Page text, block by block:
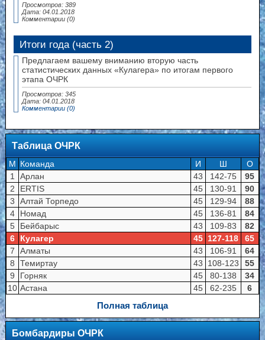
Просмотров: 389
Дата: 04.01.2018
Комментарии (0)
Итоги года (часть 2)
Предлагаем вашему вниманию вторую часть
статистических данных «Кулагера» по итогам первого
этапа ОЧРК
Просмотров: 345
Дата: 04.01.2018
Комментарии (0)
Таблица ОЧРК
M Команда И Ш
О
1
Арлан 43 142-75
95
2
ERTIS 45 130-91
90
3
Алтай Торпедо 45 129-94
88
4
Номад 45 136-81
84
5
Бейбарыс 43 109-83
82
6
Кулагер 45 127-118
65
7
Алматы 43 106-91
64
8
Темиртау 43 108-123
55
9
Горняк 45 80-138
34
10 Астана 45 62-235
6
Полная таблица
Бомбардиры ОЧРК